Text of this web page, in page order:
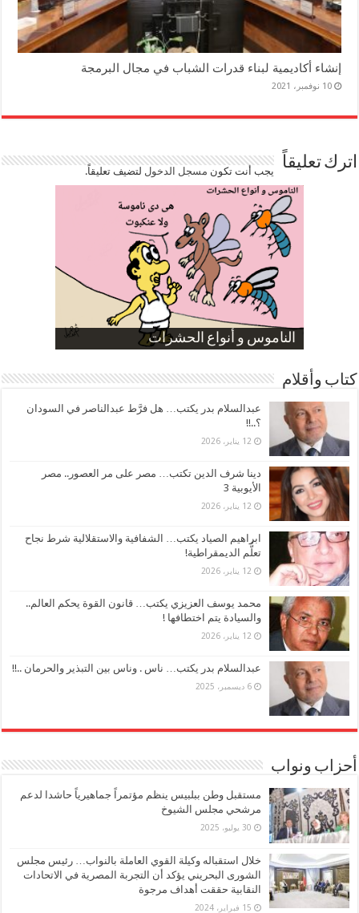
إنشاء أكاديمية لبناء قدرات الشباب في مجال البرمجة
10 نوفمبر، 2021
اترك تعليقاً يجب أنت تكون مسجل الدخوللتضيف تعليقاً.
الناموس و أنواع الحشرات
الموظفين بعد ارتفاع الأسعار
ارتفاع نسبة الطلاق في مصر
صورة كاركاتيرية
صورة كاركاتيرية
كتاب وأقلام
عبدالسلام بدر يكتب… هل فرَّط عبدالناصر في السودان
؟..!!
12 يناير، 2026
دينا شرف الدين تكتب… مصر على مر العصور.. مصر
الأيوبية 3
12 يناير، 2026
ابراهيم الصياد يكتب… الشفافية والاستقلالية شرط نجاح
تعلُّم الديمقراطية!
12 يناير، 2026
محمد يوسف العزيزي يكتب… قانون القوة يحكم العالم..
والسيادة يتم اختطافها !
12 يناير، 2026
عبدالسلام بدر يكتب… ناس . وناس بين التبذير والحرمان ..!!
6 ديسمبر، 2025
أحزاب ونواب
مستقبل وطن ببلبيس ينظم مؤتمراً جماهيرياً حاشدا لدعم
مرشحي مجلس الشيوخ
30 يوليو، 2025
خلال استقباله وكيلة القوي العاملة بالنواب… رئيس مجلس
الشورى البحريني يؤكد أن التجربة المصرية في الاتحادات
النقابية حققت أهداف مرجوة
15 فبراير، 2024